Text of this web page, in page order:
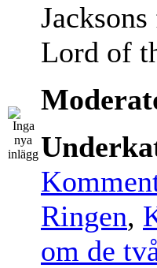
Lord of
Ringen,
om de